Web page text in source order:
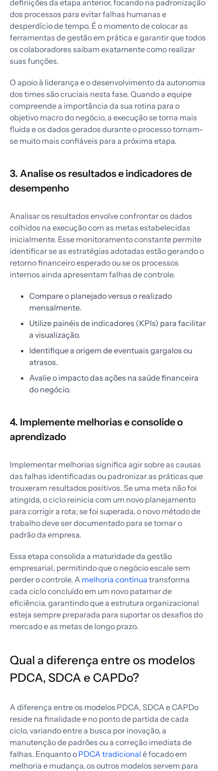
definições da etapa anterior, focando na padronização
dos processos para evitar falhas humanas e
desperdício de tempo. É o momento de colocar as
ferramentas de gestão em prática e garantir que todos
os colaboradores saibam exatamente como realizar
suas funções.
O apoio à liderança e o desenvolvimento da autonomia
dos times são cruciais nesta fase. Quando a equipe
compreende a importância da sua rotina para o
objetivo macro do negócio, a execução se torna mais
fluida e os dados gerados durante o processo tornam-
se muito mais confiáveis para a próxima etapa.
3. Analise os resultados e indicadores de
desempenho
Analisar os resultados envolve confrontar os dados
colhidos na execução com as metas estabelecidas
inicialmente. Esse monitoramento constante permite
identificar se as estratégias adotadas estão gerando o
retorno financeiro esperado ou se os processos
internos ainda apresentam falhas de controle.
Compare o planejado versus o realizado
mensalmente.
Utilize painéis de indicadores (KPIs) para facilitar
a visualização.
Identifique a origem de eventuais gargalos ou
atrasos.
Avalie o impacto das ações na saúde financeira
do negócio.
4. Implemente melhorias e consolide o
aprendizado
Implementar melhorias significa agir sobre as causas
das falhas identificadas ou padronizar as práticas que
trouxeram resultados positivos. Se uma meta não foi
atingida, o ciclo reinicia com um novo planejamento
para corrigir a rota; se foi superada, o novo método de
trabalho deve ser documentado para se tornar o
padrão da empresa.
Essa etapa consolida a maturidade da gestão
empresarial, permitindo que o negócio escale sem
perder o controle. A melhoria contínua transforma
cada ciclo concluído em um novo patamar de
eficiência, garantindo que a estrutura organizacional
esteja sempre preparada para suportar os desafios do
mercado e as metas de longo prazo.
Qual a diferença entre os modelos
PDCA, SDCA e CAPDo?
A diferença entre os modelos PDCA, SDCA e CAPDo
reside na finalidade e no ponto de partida de cada
ciclo, variando entre a busca por inovação, a
manutenção de padrões ou a correção imediata de
falhas. Enquanto o PDCA tradicional é focado em
melhoria e mudança, os outros modelos servem para